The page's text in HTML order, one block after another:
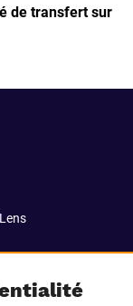
de transfert sur